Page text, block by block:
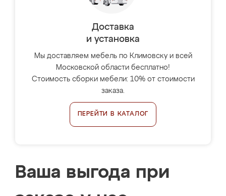
Доставка
и установка
Мы доставляем мебель по Климовску и всей
Московской области бесплатно!
Стоимость сборки мебели: 10% от стоимости
заказа.
ПЕРЕЙТИ В КАТАЛОГ
Ваша выгода при